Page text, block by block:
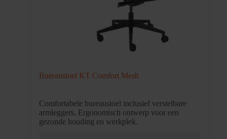
Bureaustoel KT Comfort Mesh
Comfortabele bureaustoel inclusief verstelbare
armleggers. Ergonomisch ontwerp voor een
gezonde houding en werkplek.